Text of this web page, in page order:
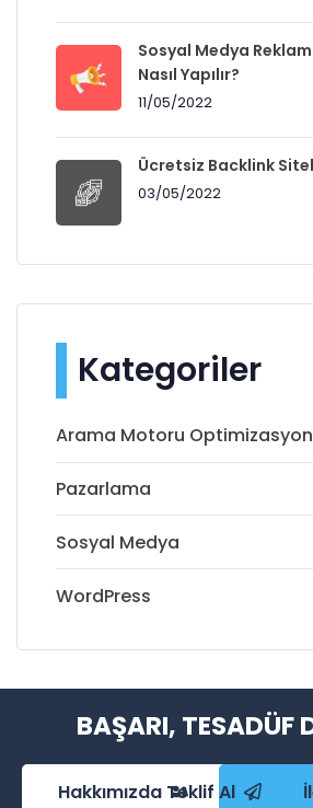
Sosyal Medya
Nasıl Yapılır?
11/05/2022
Ücretsiz Backlink
03/05/2022
Kategoriler
Arama Motoru
Pazarlama
Sosyal Medya
WordPress
BAŞARI, TESADÜF
Hakkımızda Teklif Al